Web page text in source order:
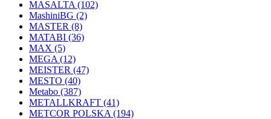
MASALTA (102)
MashiniBG (2)
MASTER (8)
MATABI (36)
MAX (5)
MEGA (12)
MEISTER (47)
MESTO (40)
Metabo (387)
METALLKRAFT (41)
METCOR POLSKA (194)